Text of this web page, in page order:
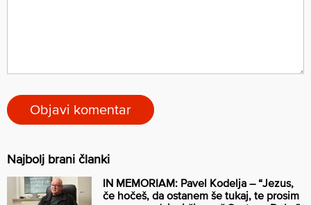
Najbolj brani članki
IN MEMORIAM: Pavel Kodelja – “Jezus,
če hočeš, da ostanem še tukaj, te prosim